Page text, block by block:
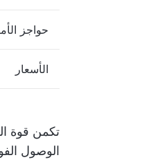
حواجز
الأسعار
الوصول